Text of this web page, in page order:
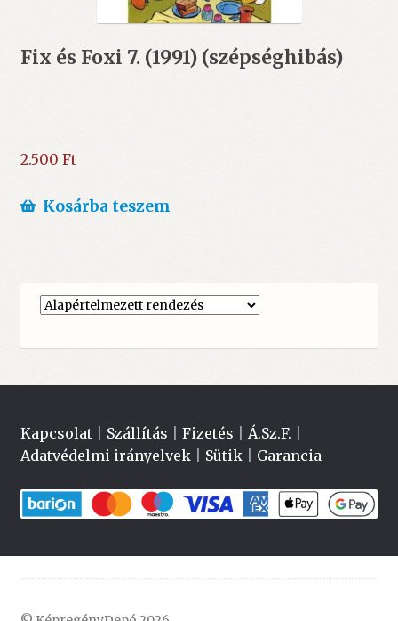
Fix és Foxi 7. (1991) (szépséghibás)
2.500 Ft
Kosárba teszem
Kapcsolat| Szállítás Fizetés Á.Sz.F.
Adatvédelmi irányelvek| Sütik| Garancia